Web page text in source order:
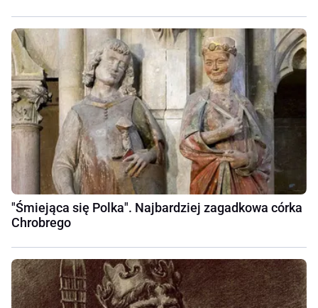
"Śmiejąca się Polka". Najbardziej zagadkowa córka
Chrobrego